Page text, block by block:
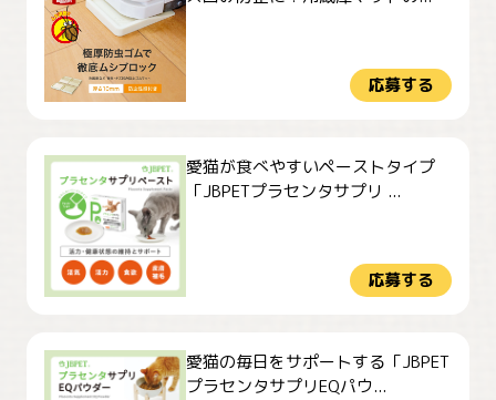
応募する
愛猫が食べやすいペーストタイプ
「JBPETプラセンタサプリ ...
応募する
愛猫の毎日をサポートする「JBPET
プラセンタサプリEQパウ...